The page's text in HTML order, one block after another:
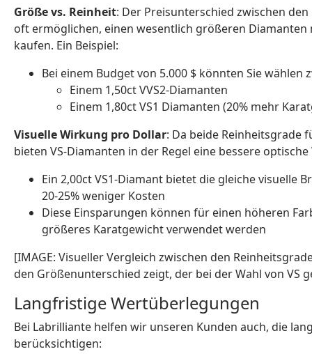
Größe vs. Reinheit: Der Preisunterschied zwischen
oft ermöglichen, einen wesentlich größeren
kaufen. Ein Beispiel:
Bei einem Budget von 5.000 $ könnten Sie wählen
Einem 1,50ct VVS2-Diamanten
Einem 1,80ct VS1 Diamanten (20% mehr
Visuelle Wirkung pro Dollar: Da beide Reinheitsgrade
bieten VS-Diamanten in der Regel eine bessere
Ein 2,00ct VS1-Diamant bietet die gleiche visuelle
20-25% weniger Kosten
Diese Einsparungen können für einen höheren
größeres Karatgewicht verwendet werden
[IMAGE: Visueller Vergleich zwischen den
den Größenunterschied zeigt, der bei der Wahl von VS
Langfristige Wertüberlegungen
Bei Labrilliante helfen wir unseren Kunden auch, die
berücksichtigen: